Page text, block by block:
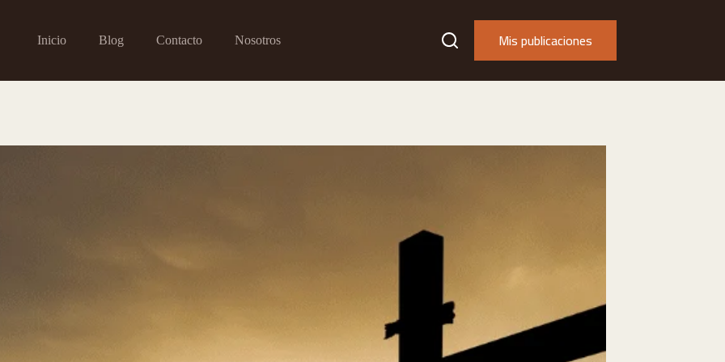
Inicio Blog Contacto Nosotros Mis publicaciones